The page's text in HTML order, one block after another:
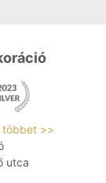
többet >>
utca